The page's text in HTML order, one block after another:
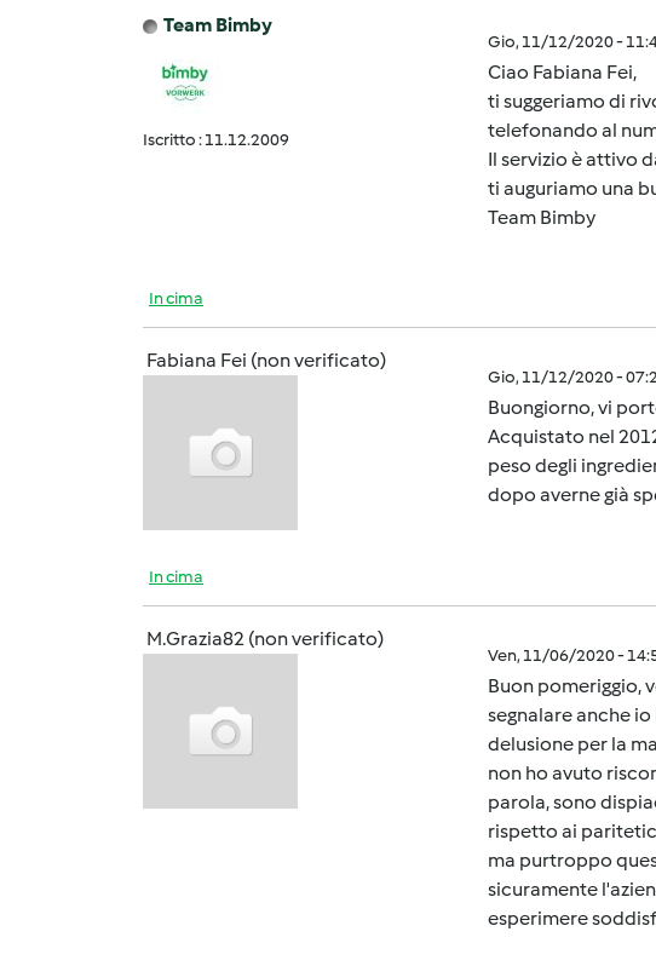
Team Bimby
Iscritto : 11.12.2009
Gio, 11/12/2020 -
Ciao Fabiana Fei,
ti suggeriamo di
telefonando al
Il servizio è attivo
ti auguriamo una
Team Bimby
In cima
Fabiana Fei (non verificato)
Gio, 11/12/2020 -
Buongiorno, vi
Acquistato nel
peso degli
dopo averne già
In cima
M.Grazia82 (non verificato)
Ven, 11/06/2020 -
Buon pomeriggio,
segnalare anche
delusione per la
non ho avuto
parola, sono
rispetto ai
ma purtroppo
sicuramente
esperimere